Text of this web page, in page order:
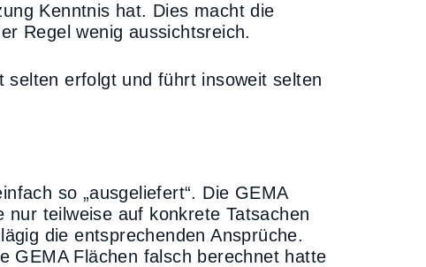
Kenntnis hat. Dies macht die
Regel wenig aussichtsreich.
erfolgt und führt insoweit selten
so „ausgeliefert“. Die GEMA
teilweise auf konkrete Tatsachen
die entsprechenden Ansprüche.
GEMA Flächen falsch berechnet hatte